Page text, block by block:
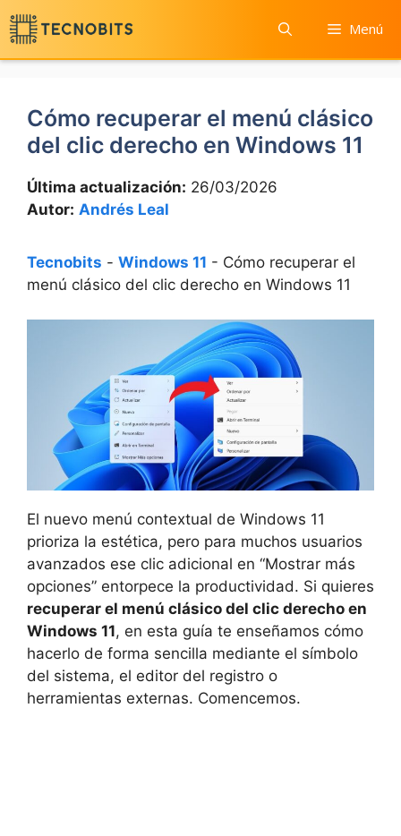
Saltar
al
contenido
Menú
Cómo recuperar el menú clásico
del clic derecho en Windows 11
Última actualización: 26/03/2026
Autor: Andrés Leal
Tecnobits - Windows 11 - Cómo recuperar el
menú clásico del clic derecho en Windows 11
El nuevo menú contextual de Windows 11
prioriza la estética, pero para muchos usuarios
avanzados ese clic adicional en “Mostrar más
opciones” entorpece la productividad. Si quieres
recuperar el menú clásico del clic derecho en
Windows 11, en esta guía te enseñamos cómo
hacerlo de forma sencilla mediante el símbolo
del sistema, el editor del registro o
herramientas externas. Comencemos.